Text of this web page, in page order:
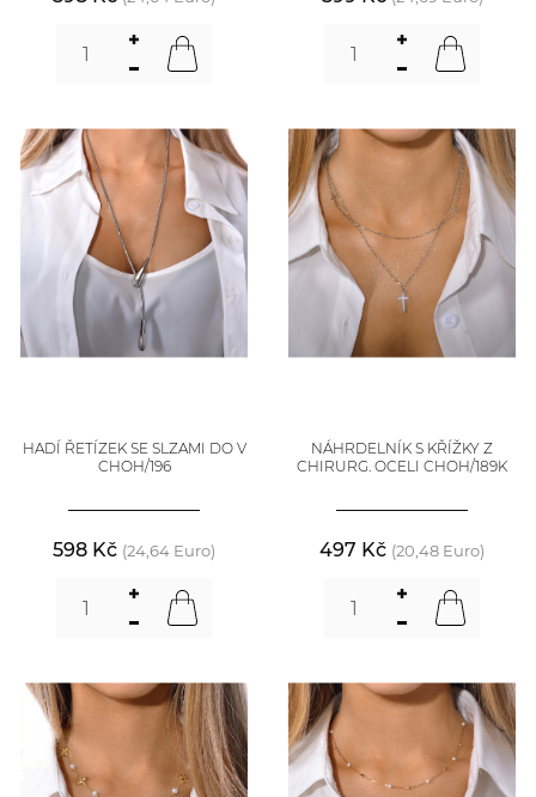
HADÍ ŘETÍZEK SE SLZAMI DO V
CHOH/196
598 Kč (24,64 Euro)
NÁHRDELNÍK S KŘÍŽKY Z
CHIRURG. OCELI CHOH/189K
497 Kč (20,48 Euro)